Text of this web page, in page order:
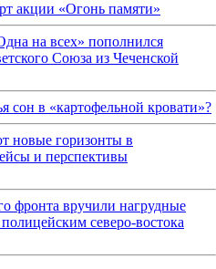
акции «Огонь памяти»
на всех» пополнился
Союза из Чеченской
сон в «картофельной кровати»?
новые горизонты в
и перспективы
фронта вручили нагрудные
северо-востока